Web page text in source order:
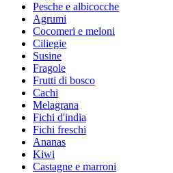
Pesche e albicocche
Agrumi
Cocomeri e meloni
Ciliegie
Susine
Fragole
Frutti di bosco
Cachi
Melagrana
Fichi d'india
Fichi freschi
Ananas
Kiwi
Castagne e marroni